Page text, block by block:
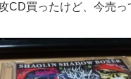
CD買ったけど、今売っ